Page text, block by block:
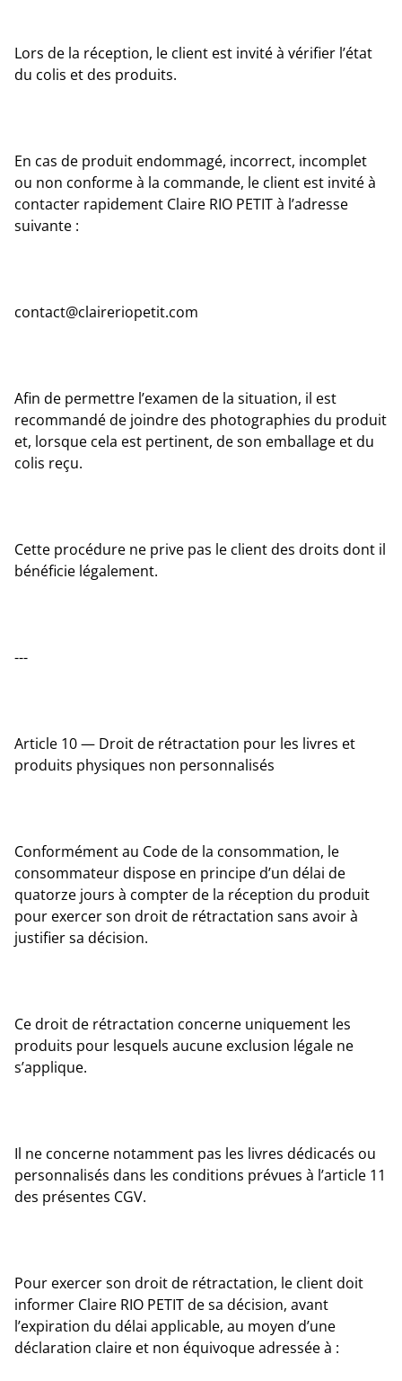
Lors de la réception, le client est invité à vérifier l’état
du colis et des produits.
En cas de produit endommagé, incorrect, incomplet
ou non conforme à la commande, le client est invité à
contacter rapidement Claire RIO PETIT à l’adresse
suivante :
contact@claireriopetit.com
Afin de permettre l’examen de la situation, il est
recommandé de joindre des photographies du produit
et, lorsque cela est pertinent, de son emballage et du
colis reçu.
Cette procédure ne prive pas le client des droits dont il
bénéficie légalement.
---
Article 10 — Droit de rétractation pour les livres et
produits physiques non personnalisés
Conformément au Code de la consommation, le
consommateur dispose en principe d’un délai de
quatorze jours à compter de la réception du produit
pour exercer son droit de rétractation sans avoir à
justifier sa décision.
Ce droit de rétractation concerne uniquement les
produits pour lesquels aucune exclusion légale ne
s’applique.
Il ne concerne notamment pas les livres dédicacés ou
personnalisés dans les conditions prévues à l’article 11
des présentes CGV.
Pour exercer son droit de rétractation, le client doit
informer Claire RIO PETIT de sa décision, avant
l’expiration du délai applicable, au moyen d’une
déclaration claire et non équivoque adressée à :